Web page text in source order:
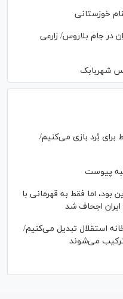
خوزستانی
در جام بلاروس/ زارعی
شهربابک
بُرد بازی می‌کنیم/
پیوست
بود، اما فقط به قهرمانی با
اجحاف شد
خانه استقلال تبدیل می‌کنیم/